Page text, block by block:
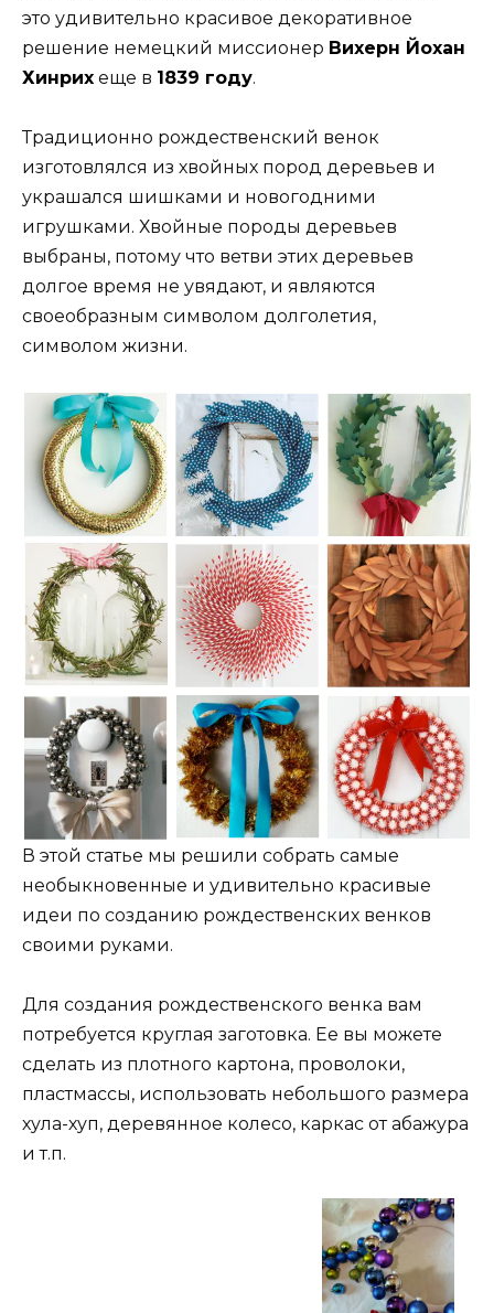
это удивительно красивое декоративное
решение немецкий миссионер Вихерн Йохан
Хинрих еще в 1839 году.
Традиционно рождественский венок
изготовлялся из хвойных пород деревьев и
украшался шишками и новогодними
игрушками. Хвойные породы деревьев
выбраны, потому что ветви этих деревьев
долгое время не увядают, и являются
своеобразным символом долголетия,
символом жизни.
В этой статье мы решили собрать самые
необыкновенные и удивительно красивые
идеи по созданию рождественских венков
своими руками.
Для создания рождественского венка вам
потребуется круглая заготовка. Ее вы можете
сделать из плотного картона, проволоки,
пластмассы, использовать небольшого размера
хула-хуп, деревянное колесо, каркас от абажура
и т.п.